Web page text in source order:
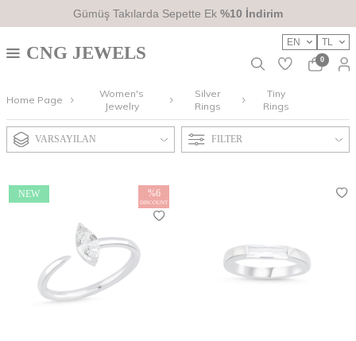
2700TLÜzeri Ücretsiz Kargo
EN TL
CNG JEWELS 0
Home Page
Women's
Jewelry
Silver
Rings
Tiny
Rings
FILTER
VARSAYILAN
NEW %6
DISCOUNT